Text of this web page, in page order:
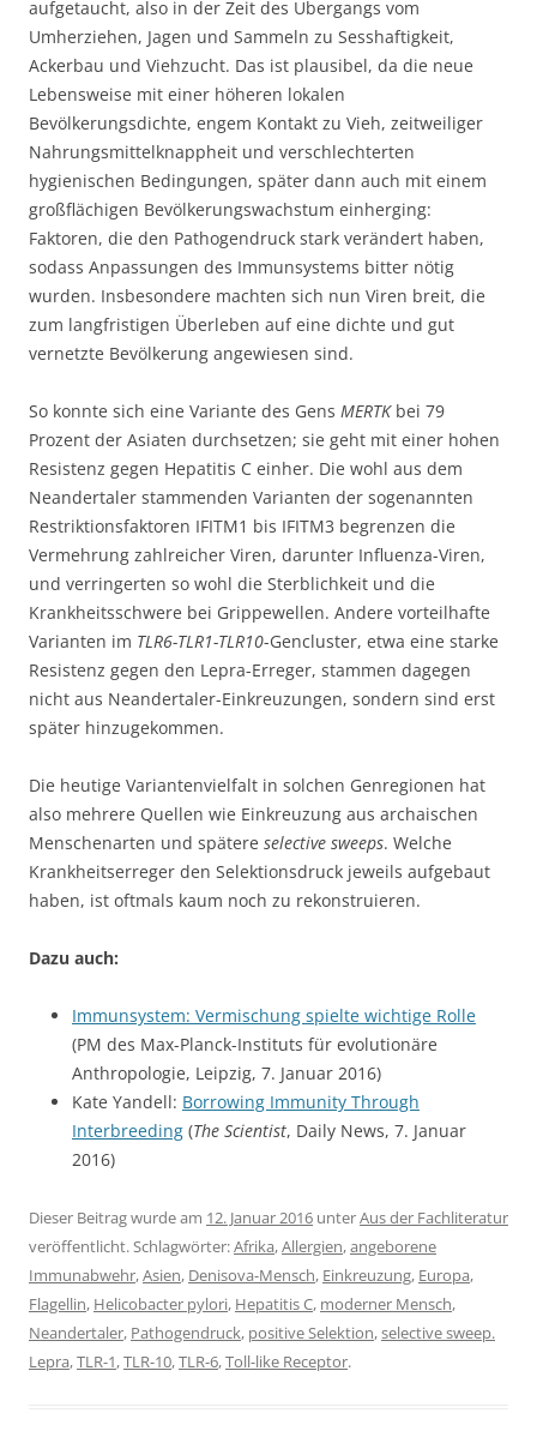
aufgetaucht, also in der Zeit des Übergangs vom
Umherziehen, Jagen und Sammeln zu Sesshaftigkeit,
Ackerbau und Viehzucht. Das ist plausibel, da die neue
Lebensweise mit einer höheren lokalen
Bevölkerungsdichte, engem Kontakt zu Vieh, zeitweiliger
Nahrungsmittelknappheit und verschlechterten
hygienischen Bedingungen, später dann auch mit einem
großflächigen Bevölkerungswachstum einherging:
Faktoren, die den Pathogendruck stark verändert haben,
sodass Anpassungen des Immunsystems bitter nötig
wurden. Insbesondere machten sich nun Viren breit, die
zum langfristigen Überleben auf eine dichte und gut
vernetzte Bevölkerung angewiesen sind.
So konnte sich eine Variante des Gens MERTKbei 79
Prozent der Asiaten durchsetzen; sie geht mit einer hohen
Resistenz gegen Hepatitis C einher. Die wohl aus dem
Neandertaler stammenden Varianten der sogenannten
Restriktionsfaktoren IFITM1 bis IFITM3 begrenzen die
Vermehrung zahlreicher Viren, darunter Influenza-Viren,
und verringerten so wohl die Sterblichkeit und die
Krankheitsschwere bei Grippewellen. Andere vorteilhafte
Varianten im TLR6-TLR1-TLR10-Gencluster, etwa eine starke
Resistenz gegen den Lepra-Erreger, stammen dagegen
nicht aus Neandertaler-Einkreuzungen, sondern sind erst
später hinzugekommen.
Die heutige Variantenvielfalt in solchen Genregionen hat
also mehrere Quellen wie Einkreuzung aus archaischen
Menschenarten und spätere selective sweeps. Welche
Krankheitserreger den Selektionsdruck jeweils aufgebaut
haben, ist oftmals kaum noch zu rekonstruieren.
Dazu auch:
Immunsystem: Vermischung spielte wichtige Rolle
(PM des Max-Planck-Instituts für evolutionäre
Anthropologie, Leipzig, 7. Januar 2016)
Kate Yandell: Borrowing Immunity Through
Interbreeding (The Scientist, Daily News, 7. Januar
2016)
Dieser Beitrag wurde am 12. Januar 2016 unterAus der Fachliteratur
veröffentlicht. Schlagwörter:Afrika,Allergien,angeborene
Immunabwehr,Asien, Denisova-Mensch, Einkreuzung, Europa,
Flagellin, Helicobacter pylori, Hepatitis C, moderner Mensch,
Neandertaler, Pathogendruck, positive Selektion,selective sweep.
Lepra,TLR-1,TLR-10,TLR-6,Toll-like Receptor.